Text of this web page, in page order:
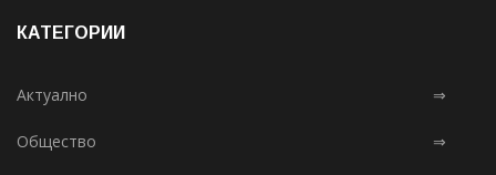
КАТЕГОРИИ
Актуално ⇒
Общество ⇒